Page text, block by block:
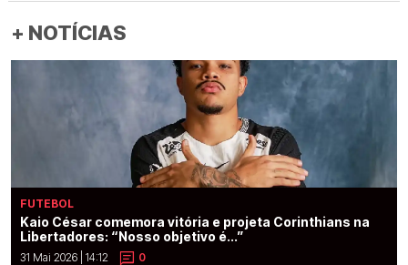
+ NOTÍCIAS
FUTEBOL
Kaio César comemora vitória e projeta Corinthians na
Libertadores: “Nosso objetivo é...”
31 Mai 2026 | 14:12 0